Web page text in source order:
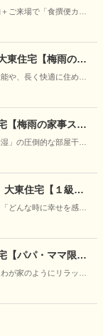
ペーン
ご来場で「食撰便カタ
東住宅【梅雨の特
理由を「見て、
や、長く快適に住める
す。
【梅雨の家事スト
ニオイもな
」の圧倒的な部屋干し
大東住宅【１級建
『美しい日常』
どんな時に幸せを感じ
【パパ・ママ限
貸し切り体験
が家のようにリラック